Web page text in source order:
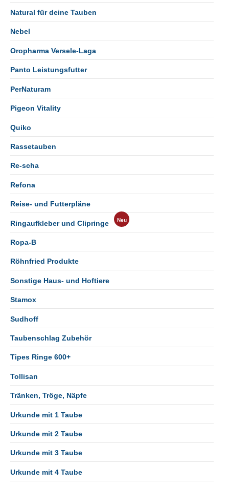
Natural für deine Tauben
Nebel
Oropharma Versele-Laga
Panto Leistungsfutter
PerNaturam
Pigeon Vitality
Quiko
Rassetauben
Re-scha
Refona
Reise- und Futterpläne
Ringaufkleber und Clipringe
Ropa-B
Röhnfried Produkte
Sonstige Haus- und Hoftiere
Stamox
Sudhoff
Taubenschlag Zubehör
Tipes Ringe 600+
Tollisan
Tränken, Tröge, Näpfe
Urkunde mit 1 Taube
Urkunde mit 2 Taube
Urkunde mit 3 Taube
Urkunde mit 4 Taube